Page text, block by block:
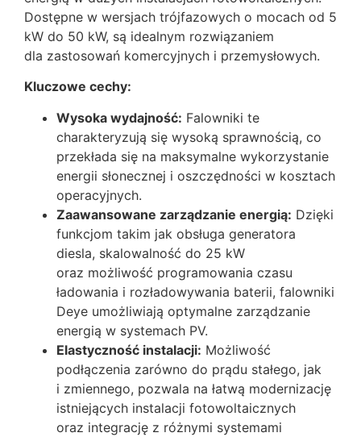
Dostępne w wersjach trójfazowych o mocach od 5
kW do 50 kW, są idealnym rozwiązaniem
dla zastosowań komercyjnych i przemysłowych.
Kluczowe cechy:
Wysoka wydajność: Falowniki te
charakteryzują się wysoką sprawnością, co
przekłada się na maksymalne wykorzystanie
energii słonecznej i oszczędności w kosztach
operacyjnych.
Zaawansowane zarządzanie energią: Dzięki
funkcjom takim jak obsługa generatora
diesla, skalowalność do 25 kW
oraz możliwość programowania czasu
ładowania i rozładowywania baterii, falowniki
Deye umożliwiają optymalne zarządzanie
energią w systemach PV.
Elastyczność instalacji: Możliwość
podłączenia zarówno do prądu stałego, jak
i zmiennego, pozwala na łatwą modernizację
istniejących instalacji fotowoltaicznych
oraz integrację z różnymi systemami